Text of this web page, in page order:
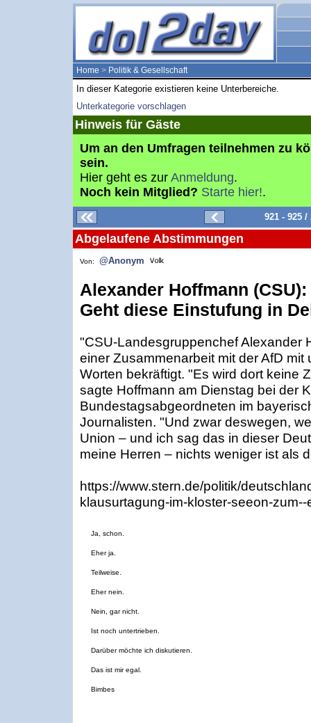
Home > Politik & Gesellschaft
In dieser Kategorie existieren keine Unterbereiche.
Unterkategorie vorschlagen
Hinweis für Gäste
Um an den Umfragen teilnehmen zu
sein.
Hier geht es zur Anmeldung.
Noch kein Mitglied? Starte hier!.
921 - 925
Abgelaufene Abstimmungen
Von: @Anonym
Alexander Hoffmann
Geht diese Einstufung in
"CSU-Landesgruppenchef Alexander
einer Zusammenarbeit mit der AfD
Worten bekräftigt. "Es wird dort keine
sagte Hoffmann am Dienstag bei der
Bundestagsabgeordneten im
Journalisten. "Und zwar deswegen,
Union – und ich sag das in dieser
meine Herren – nichts weniger ist als
https://www.stern.de/politik/
klausurtagung-im-kloster-seeon-
Ja, schon.
Eher ja.
Teilweise.
Eher nein.
Nein, gar nicht.
Ist noch untertrieben.
Darüber möchte ich diskutieren.
Das ist mir egal.
Bimbes